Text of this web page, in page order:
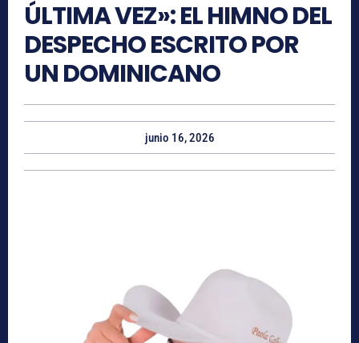
ÚLTIMA VEZ»: EL HIMNO DEL
DESPECHO ESCRITO POR
UN DOMINICANO
junio 16, 2026